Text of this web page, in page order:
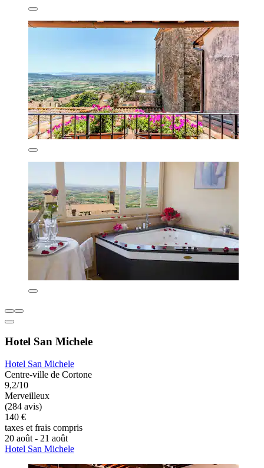
Hotel San Michele
Hotel San Michele
Centre-ville de Cortone
9,2/10
Merveilleux
(284 avis)
140 €
taxes et frais compris
20 août - 21 août
Hotel San Michele